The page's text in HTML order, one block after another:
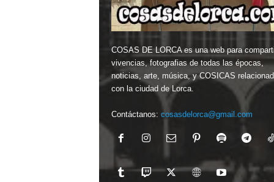
COSAS DE LORCA es una web para
vivencias, fotografias de todas las épocas,
noticias, arte, música, y COSICAS
con la ciudad de Lorca.
Contáctanos: cosasdelorca@gmail.com